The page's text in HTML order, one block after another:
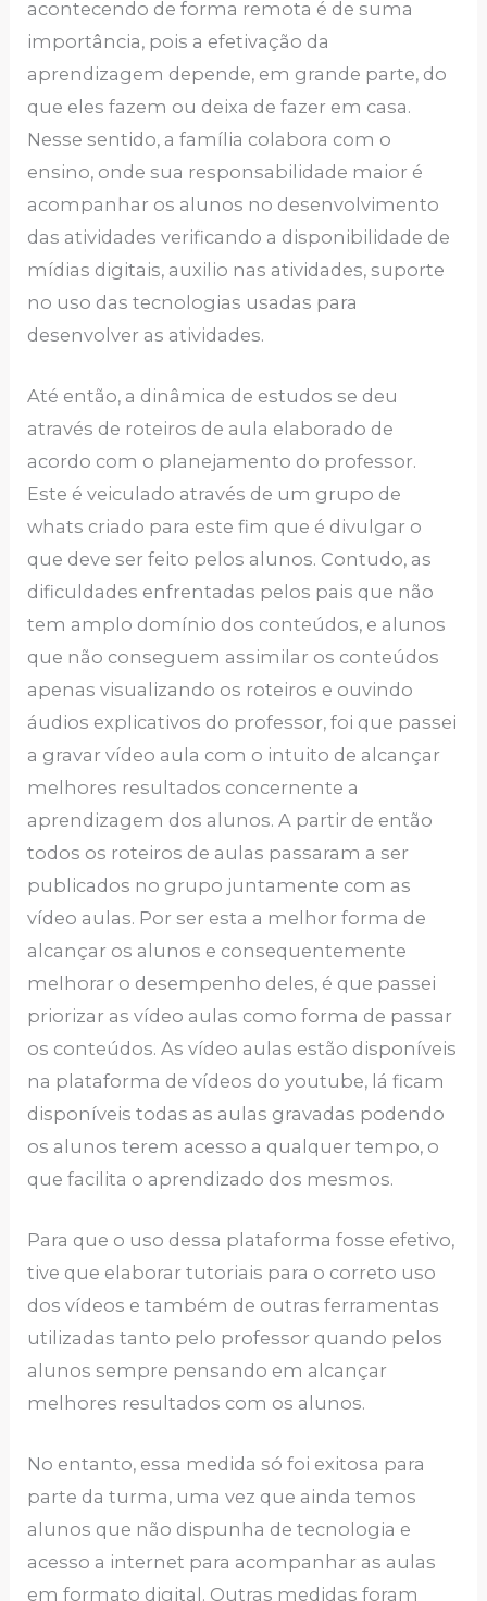
acontecendo de forma remota é de suma
importância, pois a efetivação da
aprendizagem depende, em grande parte, do
que eles fazem ou deixa de fazer em casa.
Nesse sentido, a família colabora com o
ensino, onde sua responsabilidade maior é
acompanhar os alunos no desenvolvimento
das atividades verificando a disponibilidade de
mídias digitais, auxilio nas atividades, suporte
no uso das tecnologias usadas para
desenvolver as atividades.
Até então, a dinâmica de estudos se deu
através de roteiros de aula elaborado de
acordo com o planejamento do professor.
Este é veiculado através de um grupo de
whats criado para este fim que é divulgar o
que deve ser feito pelos alunos. Contudo, as
dificuldades enfrentadas pelos pais que não
tem amplo domínio dos conteúdos, e alunos
que não conseguem assimilar os conteúdos
apenas visualizando os roteiros e ouvindo
áudios explicativos do professor, foi que passei
a gravar vídeo aula com o intuito de alcançar
melhores resultados concernente a
aprendizagem dos alunos. A partir de então
todos os roteiros de aulas passaram a ser
publicados no grupo juntamente com as
vídeo aulas. Por ser esta a melhor forma de
alcançar os alunos e consequentemente
melhorar o desempenho deles, é que passei
priorizar as vídeo aulas como forma de passar
os conteúdos. As vídeo aulas estão disponíveis
na plataforma de vídeos do youtube, lá ficam
disponíveis todas as aulas gravadas podendo
os alunos terem acesso a qualquer tempo, o
que facilita o aprendizado dos mesmos.
Para que o uso dessa plataforma fosse efetivo,
tive que elaborar tutoriais para o correto uso
dos vídeos e também de outras ferramentas
utilizadas tanto pelo professor quando pelos
alunos sempre pensando em alcançar
melhores resultados com os alunos.
No entanto, essa medida só foi exitosa para
parte da turma, uma vez que ainda temos
alunos que não dispunha de tecnologia e
acesso a internet para acompanhar as aulas
em formato digital. Outras medidas foram